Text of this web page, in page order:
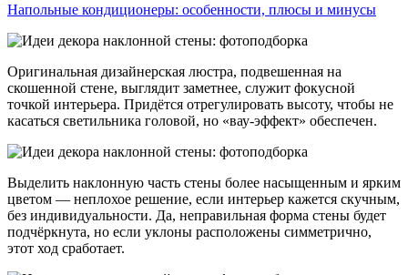
Напольные кондиционеры: особенности, плюсы и минусы
Оригинальная дизайнерская люстра, подвешенная на
скошенной стене, выглядит заметнее, служит фокусной
точкой интерьера. Придётся отрегулировать высоту, чтобы не
касаться светильника головой, но «вау-эффект» обеспечен.
Выделить наклонную часть стены более насыщенным и ярким
цветом — неплохое решение, если интерьер кажется скучным,
без индивидуальности. Да, неправильная форма стены будет
подчёркнута, но если уклоны расположены симметрично,
этот ход сработает.